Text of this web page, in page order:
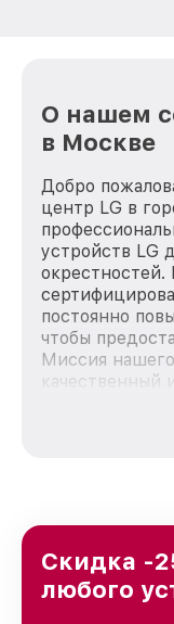
О нашем
в Москве
Добро
центр LG в
устройств LG
постоянно
чтобы
Миссия
качественный
каждого
зависимости
и лояльности
Скидка -
любого